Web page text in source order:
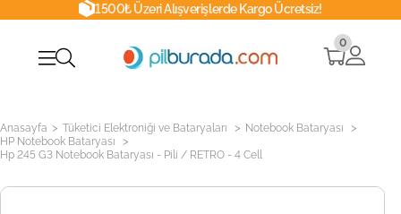
1500₺ Üzeri Alışverişlerde Kargo Ücretsiz!
0
Anasayfa > Tüketici Elektroniği ve Bataryaları > Notebook Bataryası >
HP Notebook Bataryası >
Hp 245 G3 Notebook Bataryası - Pili / RETRO - 4 Cell